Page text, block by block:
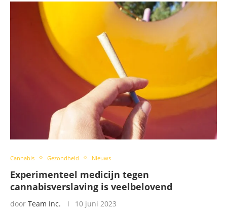
Cannabis Gezondheid Nieuws
Experimenteel medicijn tegen
cannabisverslaving is veelbelovend
door Team Inc. 10 juni 2023